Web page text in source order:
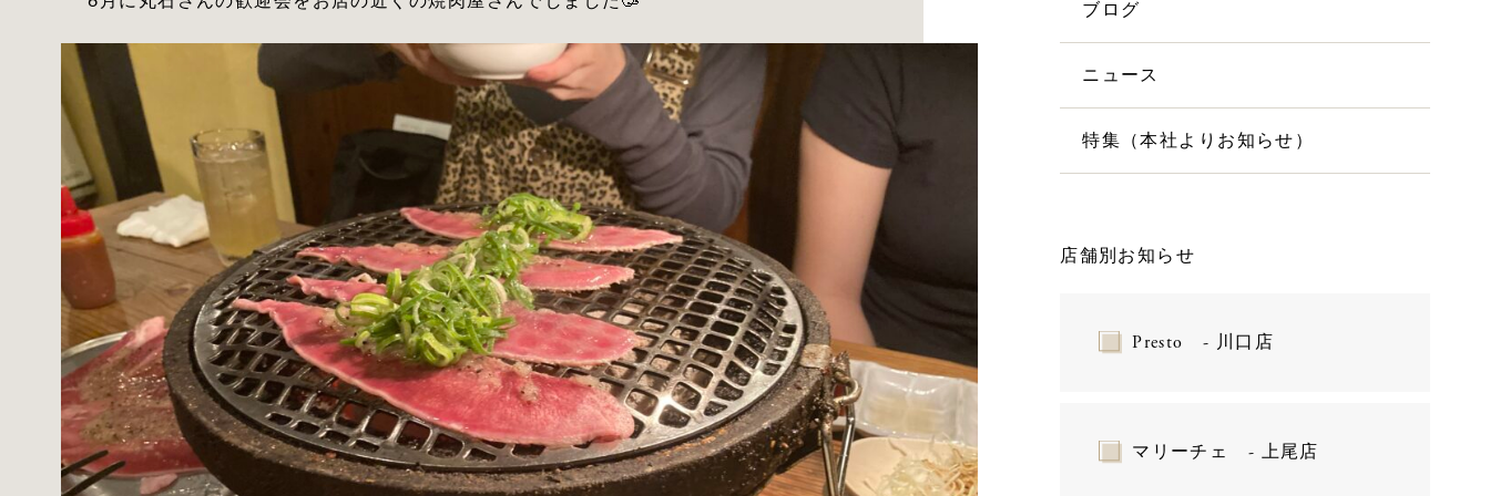
ブログ
ニュース
特集（本社よりお知らせ）
店舗別お知らせ
Presto - 川口店
マリーチェ - 上尾店